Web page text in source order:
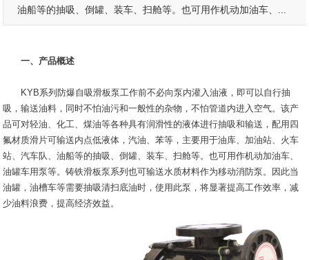
油船等的抽吸、倒罐、装车、扫舱等。也可用作机动加油车、...
一、产品概述
KYB系列防爆自吸滑板泵工作前不必向泵内灌入油液，即可以自行抽
吸，输送油料，同时不怕油污和一般性的杂物，不怕管道内进入空气。该产
品可对轻油、化工、煤油等各种具有润滑性的液体进行抽吸和输送，配用四
氟材质滑片可输送内点低液体，汽油、苯等，主要用于油库、加油站、火车
站、汽车队、油船等的抽吸、倒罐、装车、扫舱等。也可用作机动加油车、
油罐车用泵等。铸铁滑板泵系列也可输送水质材料作为移动消防泵。因此当
油罐，油槽车等需要抽吸清扫底油时，使用此泵，将显著提高工作效率，减
少油料浪费，提高经济效益。